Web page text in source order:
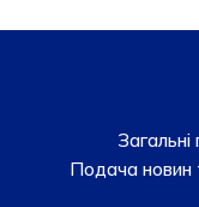
Загальні
Подача новин